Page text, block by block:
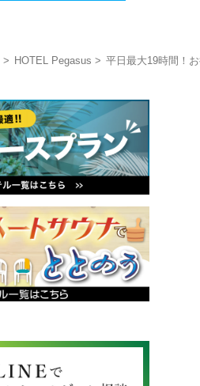
HOTEL Pegasus 平日最大19時間！